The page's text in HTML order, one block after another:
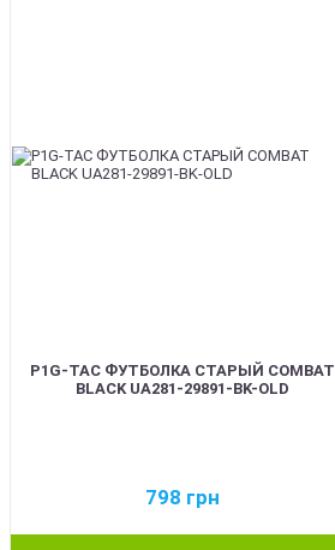
P1G-TAC ФУТБОЛКА СТАРЫЙ COMBAT
BLACK UA281-29891-BK-OLD
798 грн